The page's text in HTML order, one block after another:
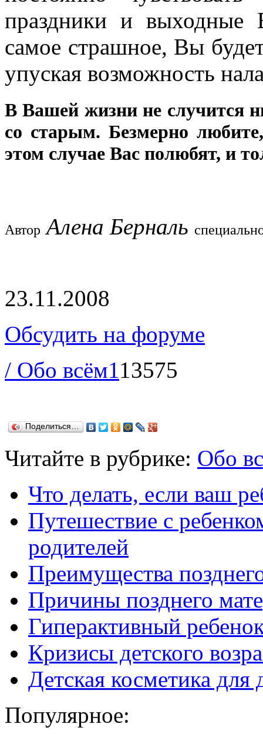
праздники и выходные
самое страшное, Вы
упуская возможность
В Вашей жизни не случится
со старым. Безмерно
этом случае Вас полюбят, и
Автор Алена Берналь
23.11.2008
Обсудить на форуме
/ Обо всём113575
Поделиться…
Читайте в рубрике: Обо
Что делать, если ваш
Путешествие с
родителей
Преимущества
Причины позднего
Гиперактивный
Кризисы детского
Детская косметика для
Популярное: